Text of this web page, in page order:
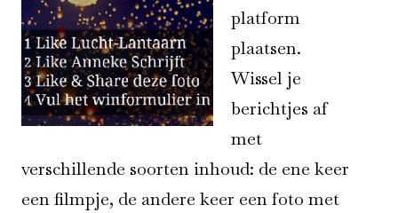
platform
plaatsen.
Wissel je
berichtjes af
met
verschillende soorten inhoud: de ene keer
een filmpje, de andere keer een foto met